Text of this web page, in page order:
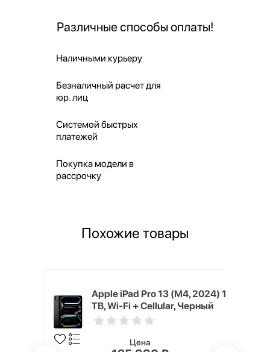
Различные способы оплаты!
Наличными курьеру
Безналичный расчет для
юр. лиц
Системой быстрых
платежей
Покупка модели в
рассрочку
Похожие товары
Apple iPad Pro 13 (M4, 2024) 1
TB, Wi-Fi + Cellular, Черный
космос (Space Black)
Цена